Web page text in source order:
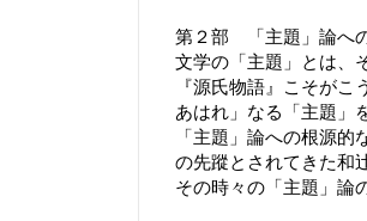
第２部 「主題」論へ
文学の「主題」
『源氏物語』こそが
あはれ」なる「主題」
「主題」論への根源
の先蹤とされてきた和
その時々の「